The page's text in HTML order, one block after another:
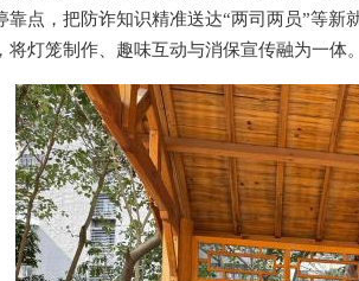
靠点，把防诈知识精准送达“两司两员”等
将灯笼制作、趣味互动与消保宣传融为一体。